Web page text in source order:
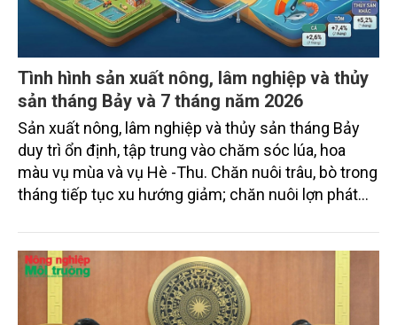
Tình hình sản xuất nông, lâm nghiệp và thủy
sản tháng Bảy và 7 tháng năm 2026
Sản xuất nông, lâm nghiệp và thủy sản tháng Bảy
duy trì ổn định, tập trung vào chăm sóc lúa, hoa
màu vụ mùa và vụ Hè -Thu. Chăn nuôi trâu, bò trong
tháng tiếp tục xu hướng giảm; chăn nuôi lợn phát
trưởng khá. Diện tích rừng trồng mới và sản lượng
thủy sản đều tăng nhẹ.